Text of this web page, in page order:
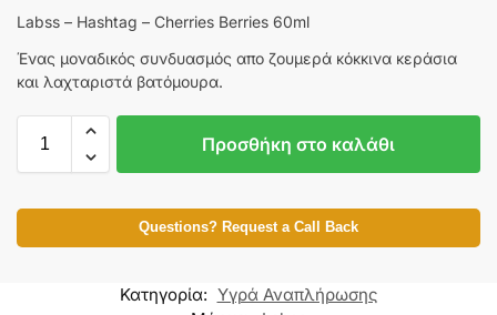
Labss – Hashtag – Cherries Berries 60ml
Ένας μοναδικός συνδυασμός απο ζουμερά κόκκινα κεράσια
και λαχταριστά βατόμουρα.
Προσθήκη στο καλάθι
Questions? Request a Call Back
Κατηγορία: Υγρά Αναπλήρωσης